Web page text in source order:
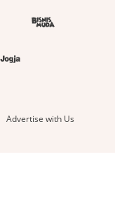
Advertise with Us